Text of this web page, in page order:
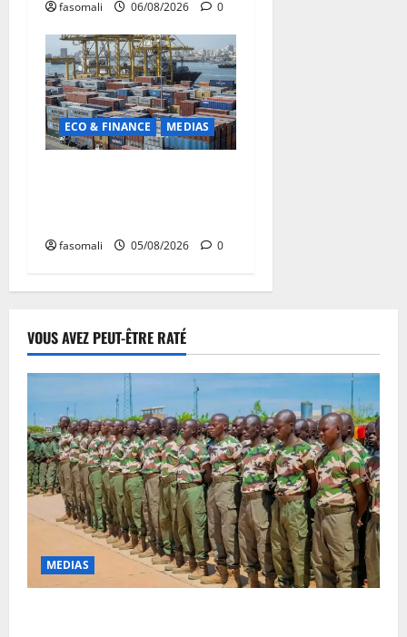
fasomali 06/08/2026 0
ECO & FINANCE MEDIAS
fasomali 05/08/2026 0
VOUS AVEZ PEUT-ÊTRE RATÉ
MEDIAS